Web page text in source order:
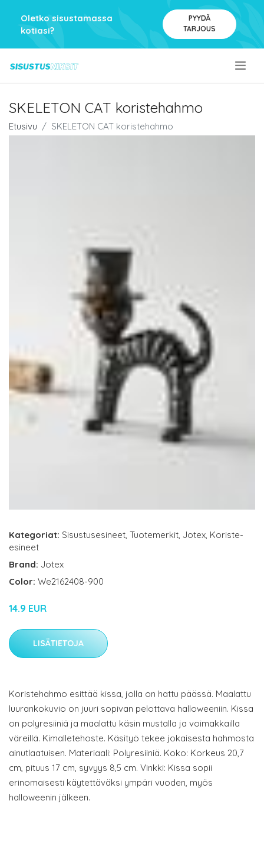
Oletko sisustamassa
kotiasi?
PYYDÄ
TARJOUS
SKELETON CAT koristehahmo
Etusivu SKELETON CAT koristehahmo
Kategoriat: Sisustusesineet, Tuotemerkit, Jotex, Koriste-
esineet
Brand: Jotex
Color: We2162408-900
14.9 EUR
LISÄTIETOJA
Koristehahmo esittää kissa, jolla on hattu päässä. Maalattu
luurankokuvio on juuri sopivan pelottava halloweeniin. Kissa
on polyresiiniä ja maalattu käsin mustalla ja voimakkailla
väreillä. Kimalletehoste. Käsityö tekee jokaisesta hahmosta
ainutlaatuisen. Materiaali: Polyresiiniä. Koko: Korkeus 20,7
cm, pituus 17 cm, syvyys 8,5 cm. Vinkki: Kissa sopii
erinomaisesti käytettäväksi ympäri vuoden, myös
halloweenin jälkeen.